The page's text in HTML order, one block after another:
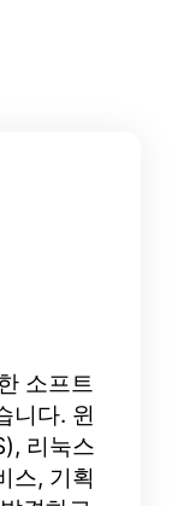
소프트
니다. 윈
리눅스
스, 기획